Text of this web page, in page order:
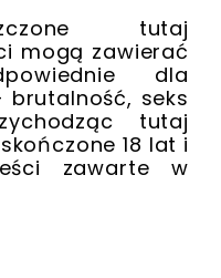
tutaj
mogą zawierać
dla
brutalność, seks
tutaj
18 lat i
zawarte w